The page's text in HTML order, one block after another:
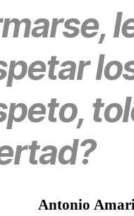
Antonio